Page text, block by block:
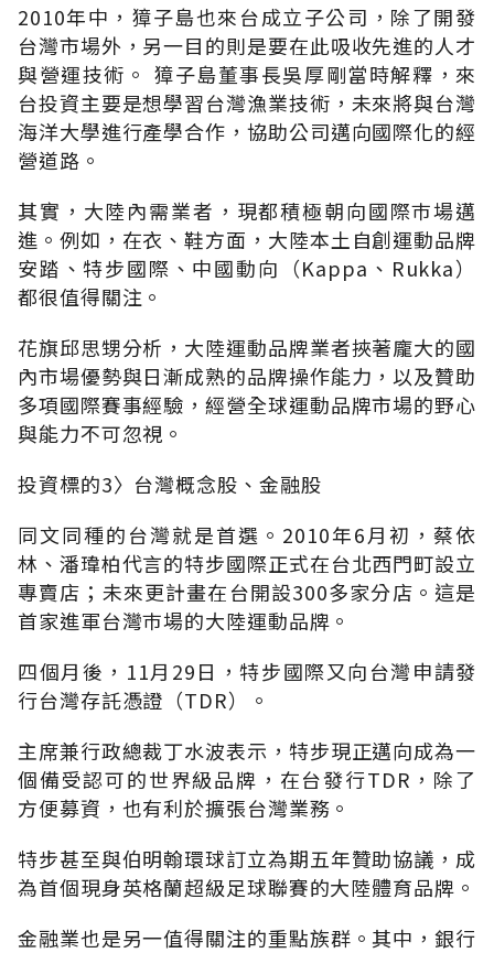
2010年中，獐子島也來台成立子公司，除了開發
台灣市場外，另一目的則是要在此吸收先進的人才
與營運技術。 獐子島董事長吳厚剛當時解釋，來
台投資主要是想學習台灣漁業技術，未來將與台灣
海洋大學進行產學合作，協助公司邁向國際化的經
營道路。
其實，大陸內需業者，現都積極朝向國際巿場邁
進。例如，在衣、鞋方面，大陸本土自創運動品牌
安踏、特步國際、中國動向（Kappa、Rukka）
都很值得關注。
花旗邱思甥分析，大陸運動品牌業者挾著龐大的國
內市場優勢與日漸成熟的品牌操作能力，以及贊助
多項國際賽事經驗，經營全球運動品牌市場的野心
與能力不可忽視。
投資標的3〉台灣概念股、金融股
同文同種的台灣就是首選。2010年6月初，蔡依
林、潘瑋柏代言的特步國際正式在台北西門町設立
專賣店；未來更計畫在台開設300多家分店。這是
首家進軍台灣巿場的大陸運動品牌。
四個月後，11月29日，特步國際又向台灣申請發
行台灣存託憑證（TDR）。
主席兼行政總裁丁水波表示，特步現正邁向成為一
個備受認可的世界級品牌，在台發行TDR，除了
方便募資，也有利於擴張台灣業務。
特步甚至與伯明翰環球訂立為期五年贊助協議，成
為首個現身英格蘭超級足球聯賽的大陸體育品牌。
金融業也是另一值得關注的重點族群。其中，銀行